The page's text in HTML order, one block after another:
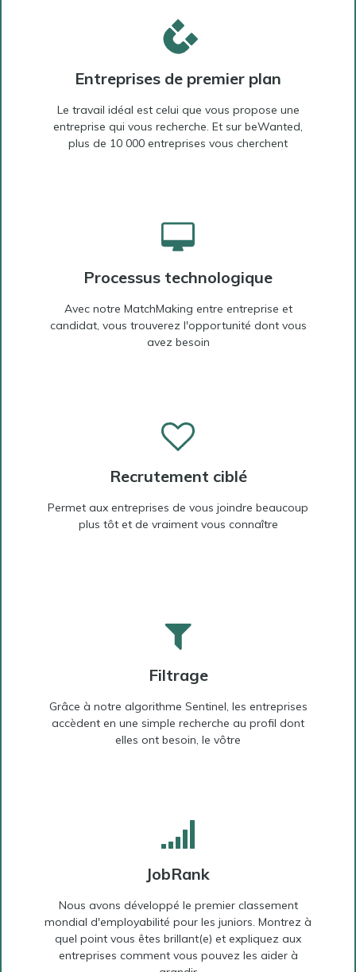
Entreprises de premier plan
Le travail idéal est celui que vous propose une
entreprise qui vous recherche. Et sur beWanted,
plus de 10 000 entreprises vous cherchent
Processus technologique
Avec notre MatchMaking entre entreprise et
candidat, vous trouverez l'opportunité dont vous
avez besoin
Recrutement ciblé
Permet aux entreprises de vous joindre beaucoup
plus tôt et de vraiment vous connaître
Filtrage
Grâce à notre algorithme Sentinel, les entreprises
accèdent en une simple recherche au profil dont
elles ont besoin, le vôtre
JobRank
Nous avons développé le premier classement
mondial d'employabilité pour les juniors. Montrez à
quel point vous êtes brillant(e) et expliquez aux
entreprises comment vous pouvez les aider à